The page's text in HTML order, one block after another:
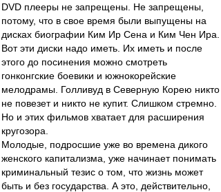
DVD плееры не запрещены. Не запрещены,
потому, что в свое время были выпущены на
дисках биографии Ким Ир Сена и Ким Чен Ира.
Вот эти диски надо иметь. Их иметь и после
этого до посинения можно смотреть
гонконгские боевики и южнокорейские
мелодрамы. Голливуд в Северную Корею никто
не повезет и никто не купит. Слишком стремно.
Но и этих фильмов хватает для расширения
кругозора.
Молодые, подросшие уже во времена дикого
женского капитализма, уже начинает понимать
криминальный тезис о том, что жизнь может
быть и без государства. А это, действительно,